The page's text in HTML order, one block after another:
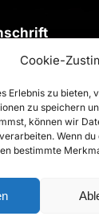
Cookie-
Erlebnis zu bieten,
zu speichern
können wir
Wenn
bestimmte
im